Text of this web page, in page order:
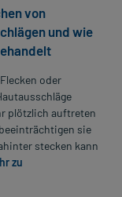
von
und wie
oder
plötzlich auftreten
sie
stecken kann
zu